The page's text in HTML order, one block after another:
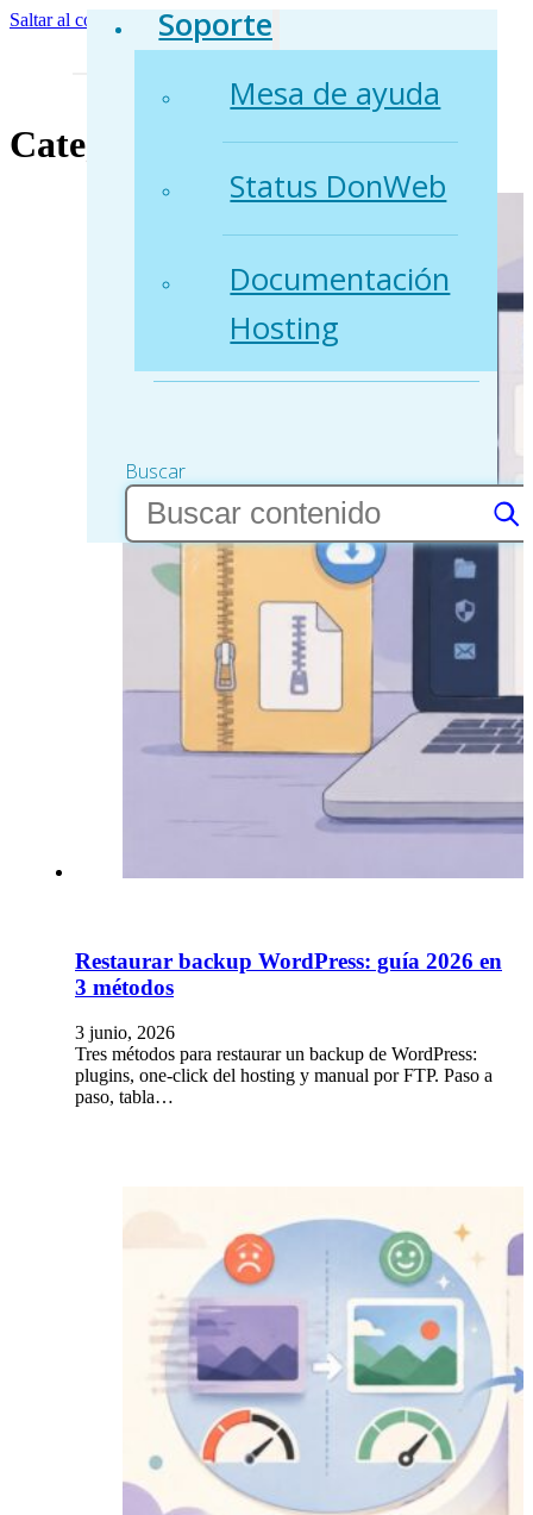
Saltar al contenido principalSaltar al pie de página
Soporte
Mesa de ayuda
Status DonWeb
Documentación
Hosting
Buscar
Categoría: Tutoriales
Restaurar backup WordPress: guía 2026 en
3 métodos
3 junio, 2026
Tres métodos para restaurar un backup de WordPress:
plugins, one-click del hosting y manual por FTP. Paso a
paso, tabla…